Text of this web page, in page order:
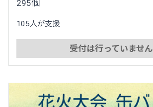
295個
105人が支援
受付は行っていません